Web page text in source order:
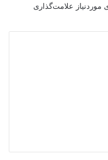
علامت‌گذاری